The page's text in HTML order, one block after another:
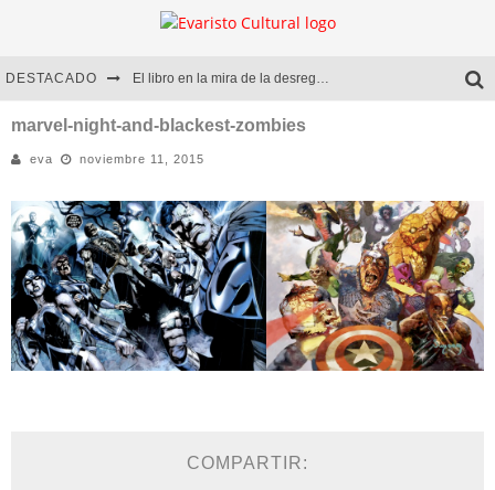
DESTACADO El libro en la mira de la desregulación
Marcelo Rubio | El llovedor
Diego Meret | Hotel Acapulco
Alejandra Correa | La nieve
marvel-night-and-blackest-zombies
eva noviembre 11, 2015
COMPARTIR: